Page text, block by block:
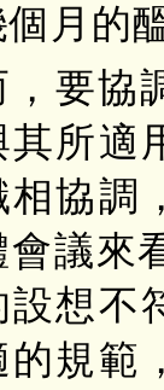
個月的
，要協
其所適
相協調
會議來
設想不
的規範